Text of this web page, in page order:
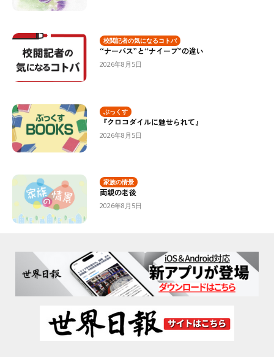
校閲記者の気になるコトバ
“ナーバス”と“ナイーブ”の違い
2026年8月5日
ぶっくす
『クロコダイルに魅せられて』
2026年8月5日
家族の情景
両親の老後
2026年8月5日